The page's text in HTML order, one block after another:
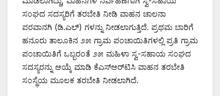
ಸಂಘದ ಸದಸ್ಯರಿಗೆ ತರಬೇತಿ ನೀಡಿ ವಾಹನ ಚಾಲನಾ
ಪರವಾನಗಿ (ಡಿ.ಎಲ್) ಗಳನ್ನು ನೀಡಲಾಗುತ್ತಿದೆ. ಪ್ರಥಮ ಬಾರಿಗೆ
ಹನೂರು ತಾಲೂಕಿನ ೨೫ ಗ್ರಾಮ ಪಂಚಾಯಿತಿಗಳಲ್ಲಿ ಪ್ರತಿ ಗ್ರಾಮ
ಪಂಚಾಯಿತಿಗೆ ಒಬ್ಬರಂತೆ ೨೫ ಮಹಿಳಾ ಸ್ವ-ಸಹಾಯ ಸಂಘದ
ಸದಸ್ಯರನ್ನು ಆಯ್ಕೆ ಮಾಡಿ ಕೆಎಸ್‌ಆರ್‌ಟಿಸಿ ವಾಹನ ತರಬೇತಿ
ಸಂಸ್ಥೆಯ ಮೂಲಕ ತರಬೇತಿ ನೀಡಲಾಗಿದೆ.